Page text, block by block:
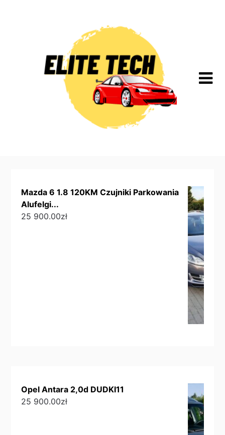
Mazda 6 1.8 120KM Czujniki Parkowania
Alufelgi...
25 900.00zł
Opel Antara 2,0d DUDKI11
25 900.00zł